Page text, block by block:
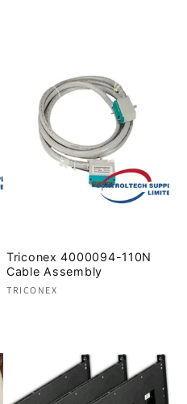
Triconex 4000094-110N
Cable Assembly
Proveedor:
TRICONEX